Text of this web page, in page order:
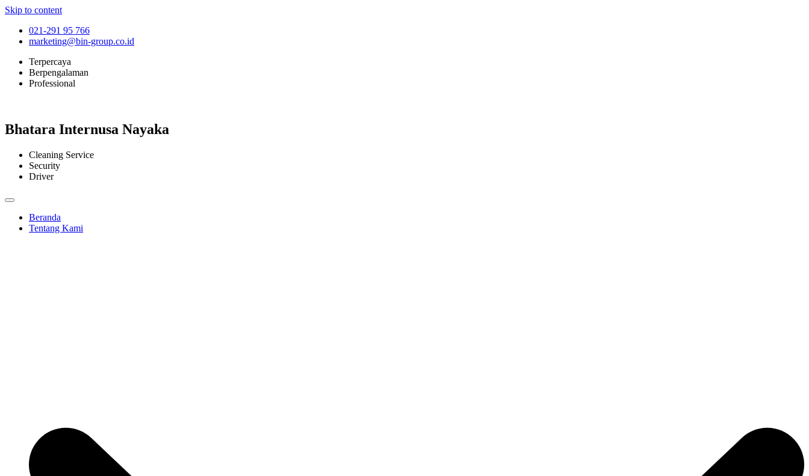
Skip to content
021-291 95 766
marketing@bin-group.co.id
Terpercaya
Berpengalaman
Professional
Bhatara Internusa Nayaka
Cleaning Service
Security
Driver
Beranda
Tentang Kami